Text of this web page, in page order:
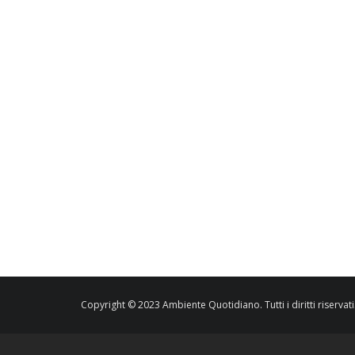
Copyright © 2023 Ambiente Quotidiano. Tutti i diritti riservati.